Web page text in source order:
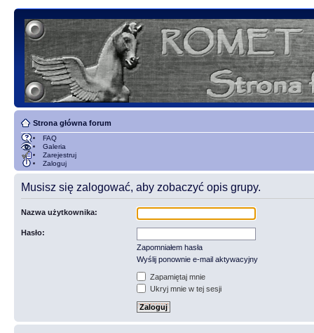
Strona główna forum
FAQ
Galeria
Zarejestruj
Zaloguj
Musisz się zalogować, aby zobaczyć opis grupy.
Nazwa użytkownika:
Hasło:
Zapomniałem hasła
Wyślij ponownie e-mail aktywacyjny
Zapamiętaj mnie
Ukryj mnie w tej sesji